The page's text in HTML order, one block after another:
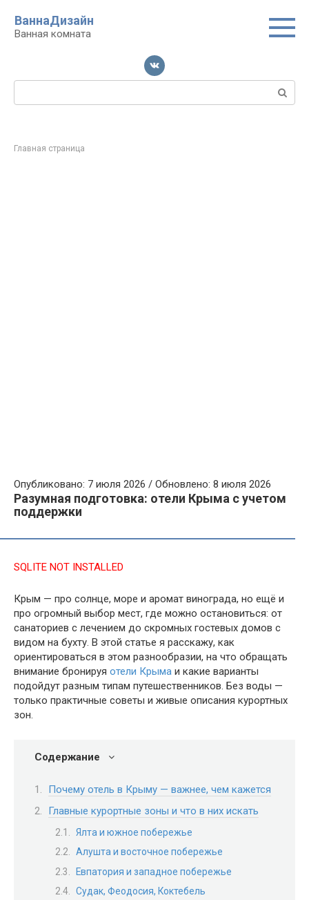
контенту
ВаннаДизайн
Ванная комната
Поиск:
Главная страница
Опубликовано: 7 июля 2026 / Обновлено: 8 июля 2026
Разумная подготовка: отели Крыма с учетом
поддержки
SQLITE NOT INSTALLED
Крым — про солнце, море и аромат винограда, но ещё и
про огромный выбор мест, где можно остановиться: от
санаториев с лечением до скромных гостевых домов с
видом на бухту. В этой статье я расскажу, как
ориентироваться в этом разнообразии, на что обращать
внимание бронируя отели Крыма и какие варианты
подойдут разным типам путешественников. Без воды —
только практичные советы и живые описания курортных
зон.
Содержание
Почему отель в Крыму — важнее, чем кажется
Главные курортные зоны и что в них искать
Ялта и южное побережье
Алушта и восточное побережье
Евпатория и западное побережье
Судак, Феодосия, Коктебель